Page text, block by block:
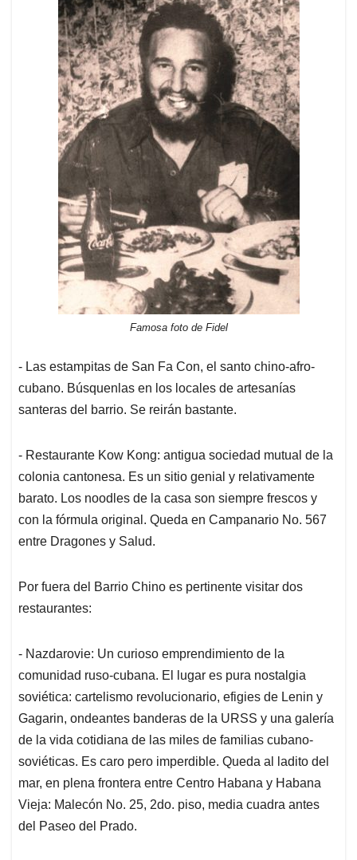
Famosa foto de Fidel
- Las estampitas de San Fa Con, el santo chino-afro-
cubano. Búsquenlas en los locales de artesanías
santeras del barrio. Se reirán bastante.
- Restaurante Kow Kong: antigua sociedad mutual de la
colonia cantonesa. Es un sitio genial y relativamente
barato. Los noodles de la casa son siempre frescos y
con la fórmula original. Queda en Campanario No. 567
entre Dragones y Salud.
Por fuera del Barrio Chino es pertinente visitar dos
restaurantes:
- Nazdarovie: Un curioso emprendimiento de la
comunidad ruso-cubana. El lugar es pura nostalgia
soviética: cartelismo revolucionario, efigies de Lenin y
Gagarin, ondeantes banderas de la URSS y una galería
de la vida cotidiana de las miles de familias cubano-
soviéticas. Es caro pero imperdible. Queda al ladito del
mar, en plena frontera entre Centro Habana y Habana
Vieja: Malecón No. 25, 2do. piso, media cuadra antes
del Paseo del Prado.